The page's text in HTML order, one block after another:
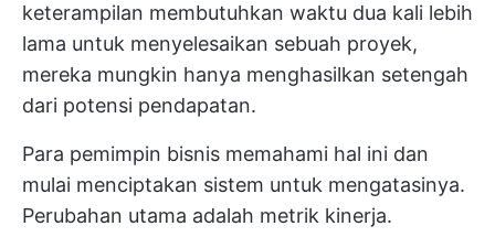
keterampilan membutuhkan waktu dua kali lebih
lama untuk menyelesaikan sebuah proyek,
mereka mungkin hanya menghasilkan setengah
dari potensi pendapatan.
Para pemimpin bisnis memahami hal ini dan
mulai menciptakan sistem untuk mengatasinya.
Perubahan utama adalah metrik kinerja.